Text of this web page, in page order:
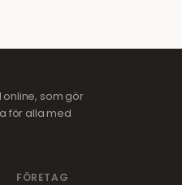
som gör
för alla med
FÖRETAG